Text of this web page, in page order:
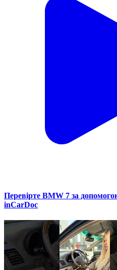
Перевірте BMW 7 за
inCarDoc